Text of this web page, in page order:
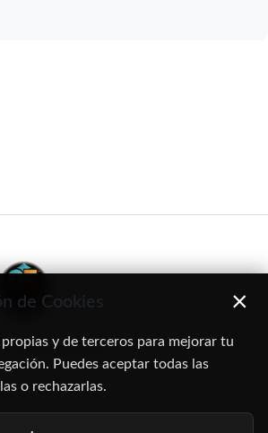
28016 Madrid
de Cookies ×
y de terceros para mejorar tu
Puedes aceptar todas las
o rechazarlas.